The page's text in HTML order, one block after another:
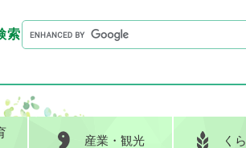
キーワード検
産業 ・観光 く
索
G
o
g
l